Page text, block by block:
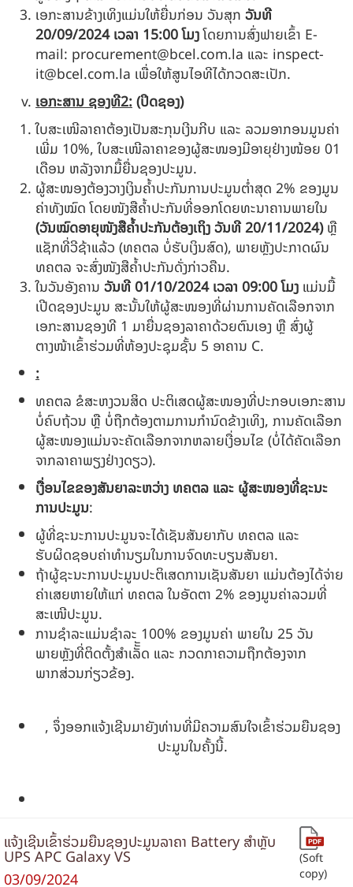
ເອກະສານຂ້າງເທິງແມ່ນໃຫ້ຍື່ນກ່ອນ ວັນສຸກ ວັນທີ
20/09/2024 ເວລາ 15:00ໂມງໂດຍການສົ່ງຟາຍເຂົ້າ E-
mail: procurement@bcel.com.la ແລະ inspect-
it@bcel.com.la ເພື່ອໃຫ້ສູນໄອທີໄດ້ກວດສະເປັກ.
ເອກະສານ ຊອງທີ2:(ປິດຊອງ)
ໃບສະເໜີລາຄາຕ້ອງເປັນສະກຸນເງີນກີບ ແລະ ລວມອາກອນມູນຄ່າ
ເພີ່ມ 10%, ໃບສະເໜີລາຄາຂອງຜູ້ສະໜອງມີອາຍຸຢ່າງໜ້ອຍ 01
ເດືອນ ຫລັງຈາກມື້ຍື່ນຊອງປະມູນ.
ຜູ້ສະໜອງຕ້ອງວາງເງິນຄໍ້າປະກັນການປະມູນຕໍ່າສຸດ 2% ຂອງມູນ
ຄ່າທັງໝົດ ໂດຍໜັງສືຄໍ້າປະກັນທີ່ອອກໂດຍທະນາຄານພາຍໃນ
(ວັນໝົດອາຍຸໜັງສືຄໍ້າປະກັນຕ້ອງເຖິງ ວັນທີ20/11/2024)ຫຼື
ແຊັກທີ່ວີຊ້າແລ້ວ (ທຄຕລ ບໍ່ຮັບເງິນສົດ), ພາຍຫຼັງປະກາດຜົນ
ທຄຕລ ຈະສົ່ງໜັງສືຄໍ້າປະກັນດັ່ງກ່າວຄືນ.
ໃນວັນອັງຄານ ວັນທີ01/10/2024 ເວລາ 09:00ໂມງ ແມ່ນມື້
ເປີດຊອງປະມູນ ສະນັ້ນໃຫ້ຜູ້ສະໜອງທີ່ຜ່ານການຄັດເລືອກຈາກ
ເອກະສານຊອງທີ 1 ມາຍື່ນຊອງລາຄາດ້ວຍຕົນເອງ ຫຼື ສົ່ງຜູ້
ຕາງໜ້າເຂົ້າຮ່ວມທີ່ຫ້ອງປະຊຸມຊັ້ນ 5 ອາຄານ C.
:
ທຄຕລ ຂໍສະຫງວນສິດ ປະຕິເສດຜູ້ສະໜອງທີ່ປະກອບເອກະສານ
ບໍ່ຄົບຖ້ວນ ຫຼື ບໍ່ຖືກຕ້ອງຕາມການກຳນົດຂ້າງເທິງ, ການຄັດເລືອກ
ຜູ້ສະໜອງແມ່ນຈະຄັດເລືອກຈາກຫລາຍເງື່ອນໄຂ (ບໍ່ໄດ້ຄັດເລືອກ
ຈາກລາຄາພຽງຢ່າງດຽວ).
ເງື່ອນໄຂຂອງສັນຍາລະຫວ່າງ ທຄຕລ ແລະ ຜູ້ສະໜອງທີ່ຊະນະ
ການປະມູນ:
ຜູ້ທີ່ຊະນະການປະມູນຈະໄດ້ເຊັນສັນຍາກັບ ທຄຕລ ແລະ
ຮັບຜິດຊອບຄ່າທຳນຽມໃນການຈົດທະບຽນສັນຍາ.
ຖ້າຜູ້ຊະນະການປະມູນປະຕິເສດການເຊັນສັນຍາ ແມ່ນຕ້ອງໄດ້ຈ່າຍ
ຄ່າເສຍຫາຍໃຫ້ແກ່ ທຄຕລ ໃນອັດຕາ 2% ຂອງມູນຄ່າລວມທີ່
ສະເໜີປະມູນ.
ການຊໍາລະແມ່ນຊຳລະ 100% ຂອງມູນຄ່າ ພາຍໃນ 25 ວັນ
ພາຍຫຼັງທີ່ຕິດຕັ້ງສຳເລັັັດ ແລະ ກວດກາຄວາມຖືກຕ້ອງຈາກ
ພາກສ່ວນກ່ຽວຂ້ອງ.
, ຈຶ່ງອອກແຈ້ງເຊີນມາຍັງທ່ານທີ່ມີຄວາມສົນໃຈເຂົ້າຮ່ວມຍືນຊອງ
ປະມູນໃນຄັ້ງນີ້.
ແຈ້ງເຊີນເຂົ້າຮ່ວມຍືນຊອງປະມູນລາຄາ Battery ສຳຫຼັບ
UPS APC Galaxy VS
03/09/2024
(Soft
copy)